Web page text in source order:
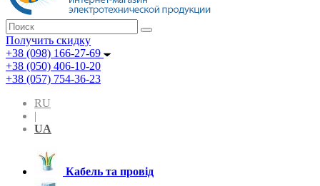
Получить скидку
+38 (098) 166-27-69
+38 (050) 406-10-20
+38 (057) 754-36-23
RU
|
UA
Кабель та провід